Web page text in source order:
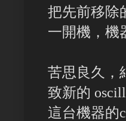
把先前移除
一開機，機
苦思良久，
致新的
這台機器的